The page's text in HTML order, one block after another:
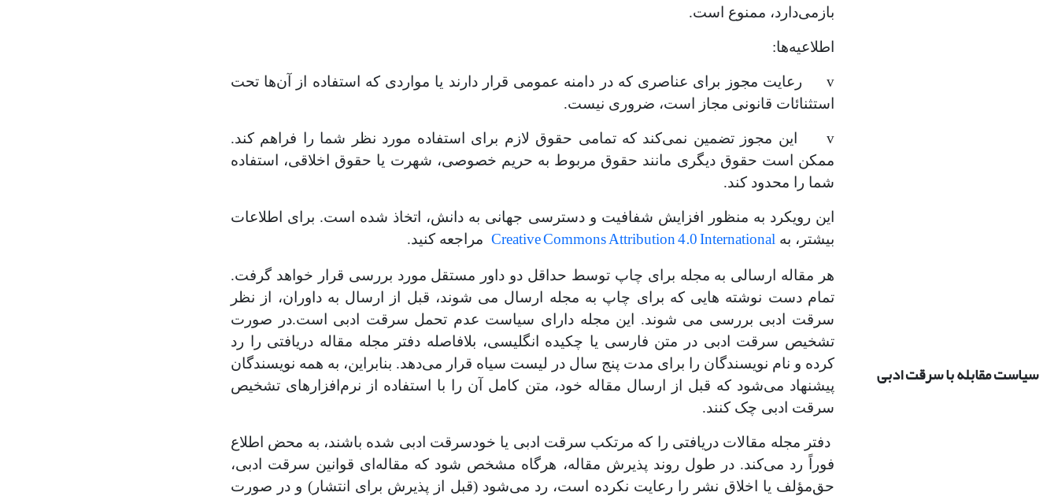
بازمی‌دارد، ممنوع است.
اطلاعیه‌ها:
v رعایت مجوز برای عناصری که در دامنه عمومی قرار دارند یا مواردی که استفاده از آن‌ها تحت
استثنائات قانونی مجاز است، ضروری نیست.
v این مجوز تضمین نمی‌کند که تمامی حقوق لازم برای استفاده مورد نظر شما را فراهم کند.
ممکن است حقوق دیگری مانند حقوق مربوط به حریم خصوصی، شهرت یا حقوق اخلاقی، استفاده
شما را محدود کند.
این رویکرد به منظور افزایش شفافیت و دسترسی جهانی به دانش، اتخاذ شده است. برای اطلاعات
بیشتر، به Creative Commons Attribution 4.0 International مراجعه کنید.
سیاست مقابله با سرقت ادبی
هر مقاله ارسالی به مجله برای چاپ توسط حداقل دو داور مستقل مورد بررسی قرار خواهد گرفت.
تمام دست نوشته هایی که برای چاپ به مجله ارسال می شوند، قبل از ارسال به داوران، از نظر
سرقت ادبی بررسی می شوند. این مجله دارای سیاست عدم تحمل سرقت ادبی است.در صورت
تشخیص سرقت ادبی در متن فارسی یا چکیده انگلیسی، بلافاصله دفتر مجله مقاله دریافتی را رد
کرده و نام نویسندگان را برای مدت پنج سال در لیست سیاه قرار می‌دهد. بنابراین، به همه نویسندگان
پیشنهاد می‌شود که قبل از ارسال مقاله خود، متن کامل آن را با استفاده از نرم‌افزارهای تشخیص
سرقت ادبی چک کنند.
دفتر مجله مقالات دریافتی را که مرتکب سرقت ادبی یا خودسرقت ادبی شده باشند، به محض اطلاع
فوراً رد می‌کند. در طول روند پذیرش مقاله، هرگاه مشخص شود که مقاله‌ای قوانین سرقت ادبی،
حق‌مؤلف یا اخلاق نشر را رعایت نکرده است، رد می‌شود (قبل از پذیرش برای انتشار) و در صورت